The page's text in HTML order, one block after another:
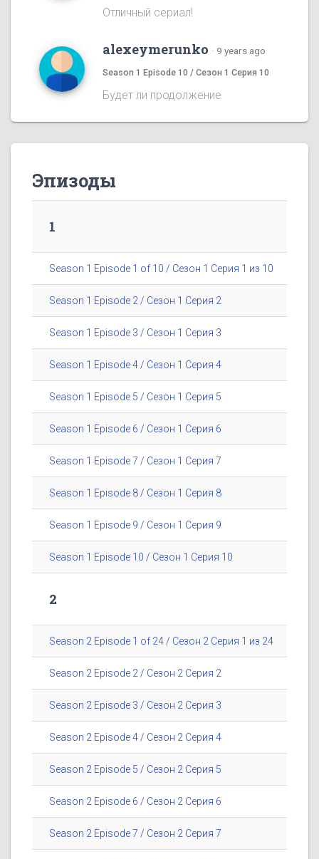
Отличный сериал!
alexeymerunko · 9 years ago
Season 1 Episode 10 / Сезон 1 Серия 10
Будет ли продолжение
Эпизоды
1
Season 1 Episode 1 of 10 / Сезон 1 Серия 1 из 10
Season 1 Episode 2 / Сезон 1 Серия 2
Season 1 Episode 3 / Сезон 1 Серия 3
Season 1 Episode 4 / Сезон 1 Серия 4
Season 1 Episode 5 / Сезон 1 Серия 5
Season 1 Episode 6 / Сезон 1 Серия 6
Season 1 Episode 7 / Сезон 1 Серия 7
Season 1 Episode 8 / Сезон 1 Серия 8
Season 1 Episode 9 / Сезон 1 Серия 9
Season 1 Episode 10 / Сезон 1 Серия 10
2
Season 2 Episode 1 of 24 / Сезон 2 Серия 1 из 24
Season 2 Episode 2 / Сезон 2 Серия 2
Season 2 Episode 3 / Сезон 2 Серия 3
Season 2 Episode 4 / Сезон 2 Серия 4
Season 2 Episode 5 / Сезон 2 Серия 5
Season 2 Episode 6 / Сезон 2 Серия 6
Season 2 Episode 7 / Сезон 2 Серия 7